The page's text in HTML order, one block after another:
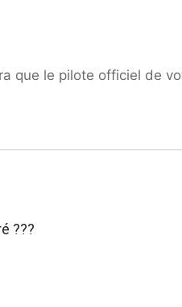
que le pilote officiel de
???